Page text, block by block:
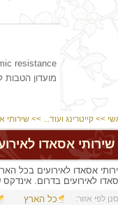
resistance
מועדון הטבות
>> קייטרינג ועוד... >> שירותי
שירותי אסאדו
אסאדו לאירועים בכל
לאירועים בדרום.
כל הארץ